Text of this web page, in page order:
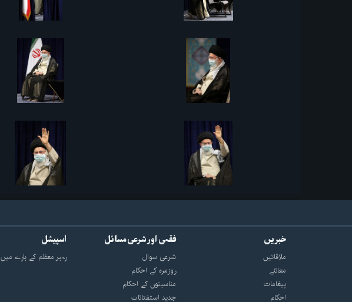
خبریں
ملاقاتیں
معائنے
پیغامات
احکام
فقہی اور شرعی مسائل
شرعی سوال
روزمرہ کے احکام
مناسبتوں کے احکام
جدید استفتائات
اسپیشل
رہبر معظم کے بارے میں